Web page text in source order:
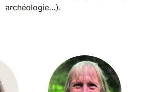
archéologie…).